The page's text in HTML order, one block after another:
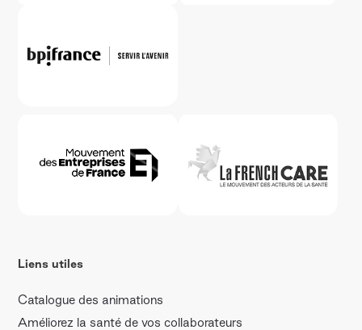
Liens utiles
Catalogue des animations
Améliorez la santé de vos collaborateurs